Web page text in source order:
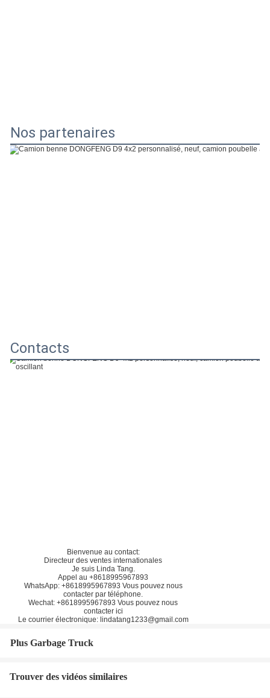
Nos partenaires
Contacts
Bienvenue au contact:
Directeur des ventes internationales
Je suis Linda Tang.
Appel au +8618995967893
WhatsApp: +8618995967893 Vous pouvez nous
contacter par téléphone.
Wechat: +8618995967893 Vous pouvez nous
contacter ici
Le courrier électronique: lindatang1233@gmail.com
Plus Garbage Truck
Trouver des vidéos similaires